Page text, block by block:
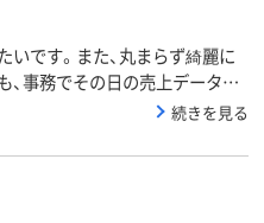
です。また、丸まらず綺麗に
事務でその日の売上データを
続きを見る